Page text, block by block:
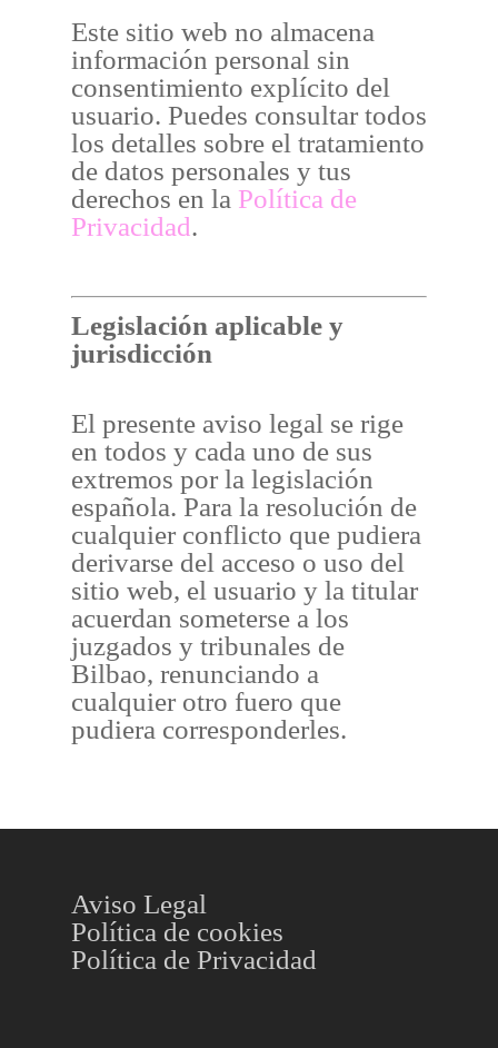
Este sitio web no almacena
información personal sin
consentimiento explícito del
usuario. Puedes consultar todos
los detalles sobre el tratamiento
de datos personales y tus
derechos en la Política de
Privacidad.
Legislación aplicable y
jurisdicción
El presente aviso legal se rige
en todos y cada uno de sus
extremos por la legislación
española. Para la resolución de
cualquier conflicto que pudiera
derivarse del acceso o uso del
sitio web, el usuario y la titular
acuerdan someterse a los
juzgados y tribunales de
Bilbao, renunciando a
cualquier otro fuero que
pudiera corresponderles.
Aviso Legal
Política de cookies
Política de Privacidad